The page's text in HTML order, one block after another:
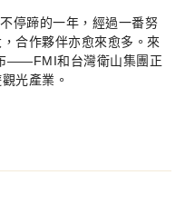
停蹄的一年，經過一番努
合作夥伴亦愈來愈多。來
布——FMI和台灣衛山集團正
光產業。